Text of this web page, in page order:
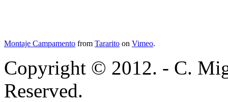
Montaje Campamento from Tararito on Vimeo.
Copyright © 2012. - C.
Reserved.